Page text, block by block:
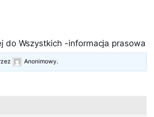
do Wszystkich -informacja prasowa
Anonimowy.